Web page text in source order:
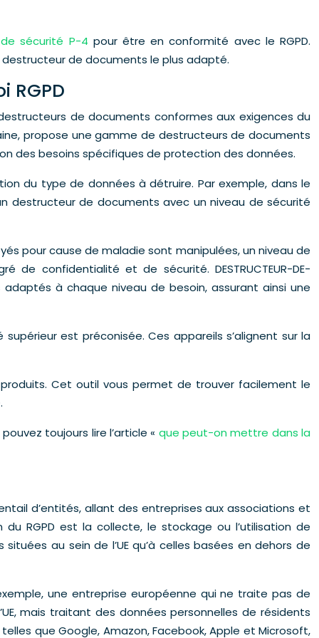
sécurité P-4 pour être en conformité avec le RGPD.
de documents le plus adapté.
RGPD
de documents conformes aux exigences du
propose une gamme de destructeurs de documents
des besoins spécifiques de protection des données.
du type de données à détruire. Par exemple, dans le
destructeur de documents avec un niveau de sécurité
pour cause de maladie sont manipulées, un niveau de
confidentialité et de sécurité. DESTRUCTEUR-DE-
à chaque niveau de besoin, assurant ainsi une
est préconisée. Ces appareils s’alignent sur la
Cet outil vous permet de trouver facilement le
toujours lire l’article « que peut-on mettre dans la
d’entités, allant des entreprises aux associations et
RGPD est la collecte, le stockage ou l’utilisation de
au sein de l’UE qu’à celles basées en dehors de
une entreprise européenne qui ne traite pas de
mais traitant des données personnelles de résidents
que Google, Amazon, Facebook, Apple et Microsoft,